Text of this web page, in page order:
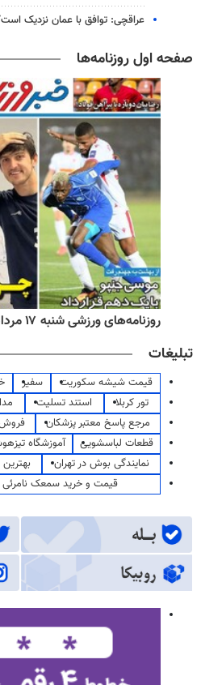
عراقچی: توافق با عمان نزدیک است/ تکذیب سهم
صفحه اول روزنامه‌ها
روزنامه‌های ورزشی شنبه ۱۷ مرداد ۱۴۰۵
تبلیغات
قیمت شیشه سکوریت سفیر
تور کربلا
استند تسلیت
مرجع پاسخ معتبر پزشکان
فروش
قطعات لباسشویی
آموزشگاه
نمایندگی بوش در تهران
قیمت و خرید سمعک نامرئی